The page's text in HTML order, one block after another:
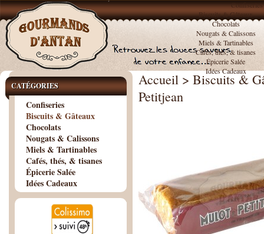
Confiseries
Biscuits & Gâteaux
Chocolats
Nougats & Calissons
Miels & Tartinables
Cafés, thés, & tisanes
Épicerie Salée
Idées Cadeaux
CATÉGORIES
Confiseries
Biscuits & Gâteaux
Chocolats
Nougats & Calissons
Miels & Tartinables
Cafés, thés, & tisanes
Épicerie Salée
Idées Cadeaux
Accueil > Biscuits &
Petitjean